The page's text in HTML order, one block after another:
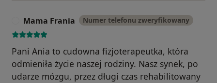
Mama Frania Numer telefonu zweryfikowany
Pani Ania to cudowna fizjoterapeutka, która
odmieniła życie naszej rodziny. Nasz synek, po
udarze mózgu, przez długi czas rehabilitowany